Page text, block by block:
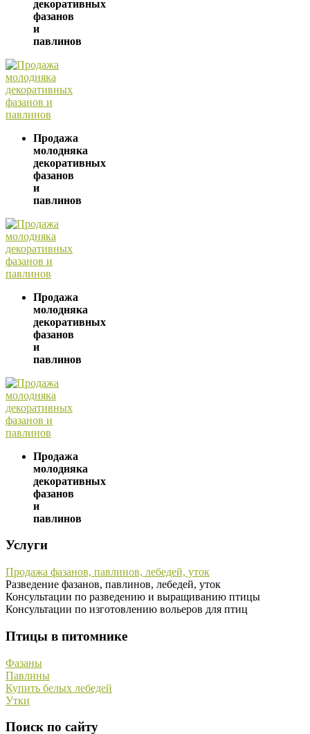
декоративных
фазанов
и
павлинов
Продажа
молодняка
декоративных
фазанов
и
павлинов
Продажа
молодняка
декоративных
фазанов
и
павлинов
Продажа
молодняка
декоративных
фазанов
и
павлинов
Услуги
Продажа фазанов, павлинов, лебедей, уток
Разведение фазанов, павлинов, лебедей, уток
Консультации по разведению и выращиванию птицы
Консультации по изготовлению вольеров для птиц
Птицы в питомнике
Фазаны
Павлины
Купить белых лебедей
Утки
Поиск по сайту